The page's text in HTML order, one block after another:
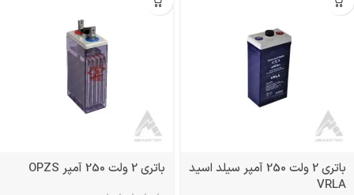
باتری 2 ولت 250 آمپر سیلد اسید
VRLA
باتری 2 ولت 250 آمپر OPZS